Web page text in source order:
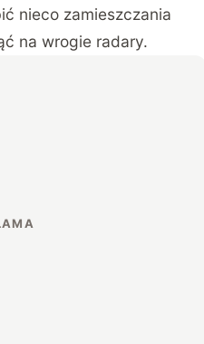
nieco zamieszczania
na wrogie radary.